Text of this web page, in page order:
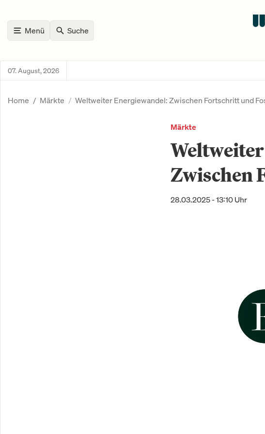
Menü Suche
07. August, 2026
Home Märkte Weltweiter Energiewandel: Zwischen Fortschritt und
Märkte
Zwischen
28.03.2025 - 13:10 Uhr